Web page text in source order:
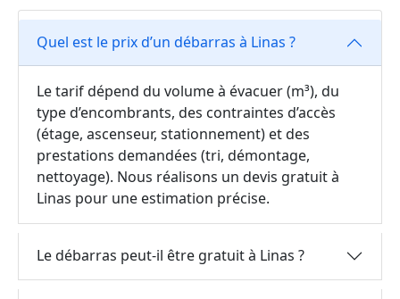
Quel est le prix d’un débarras à Linas ?
Le tarif dépend du volume à évacuer (m³), du
type d’encombrants, des contraintes d’accès
(étage, ascenseur, stationnement) et des
prestations demandées (tri, démontage,
nettoyage). Nous réalisons un devis gratuit à
Linas pour une estimation précise.
Le débarras peut-il être gratuit à Linas ?